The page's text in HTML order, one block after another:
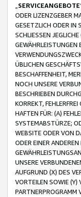
SERVICEANGEBOTE
ODER LIZENZGEBER
GESETZLICH ODER IN
SCHLIESSEN
GEWÄHRLEISTUNGEN
ÜBLICHEN
BESCHAFFENHEIT,
NOCH UNSERE
BESCHRIEBEN
KORREKT,
HAFTEN FÜR: (A)
SYSTEMABSTÜRZE;
WEBSITE ODER VON
ODER EINER
UNSERE
AUFGRUND (X) DES
VORTEILEN SOWIE (Y)
PARTNERPROGRAMM